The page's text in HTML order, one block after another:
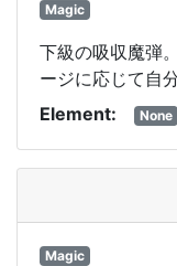
Magic
下級の吸収魔弾
ージに応じて自
Element
None
Magic